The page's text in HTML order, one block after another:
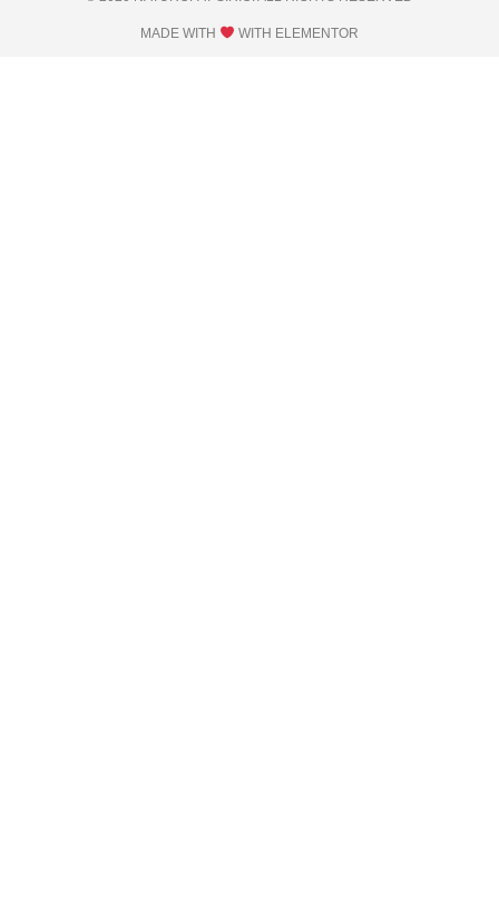
MADE WITH WITH ELEMENTOR​